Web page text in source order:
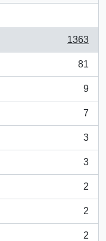
1363
81
9
7
3
3
2
2
2